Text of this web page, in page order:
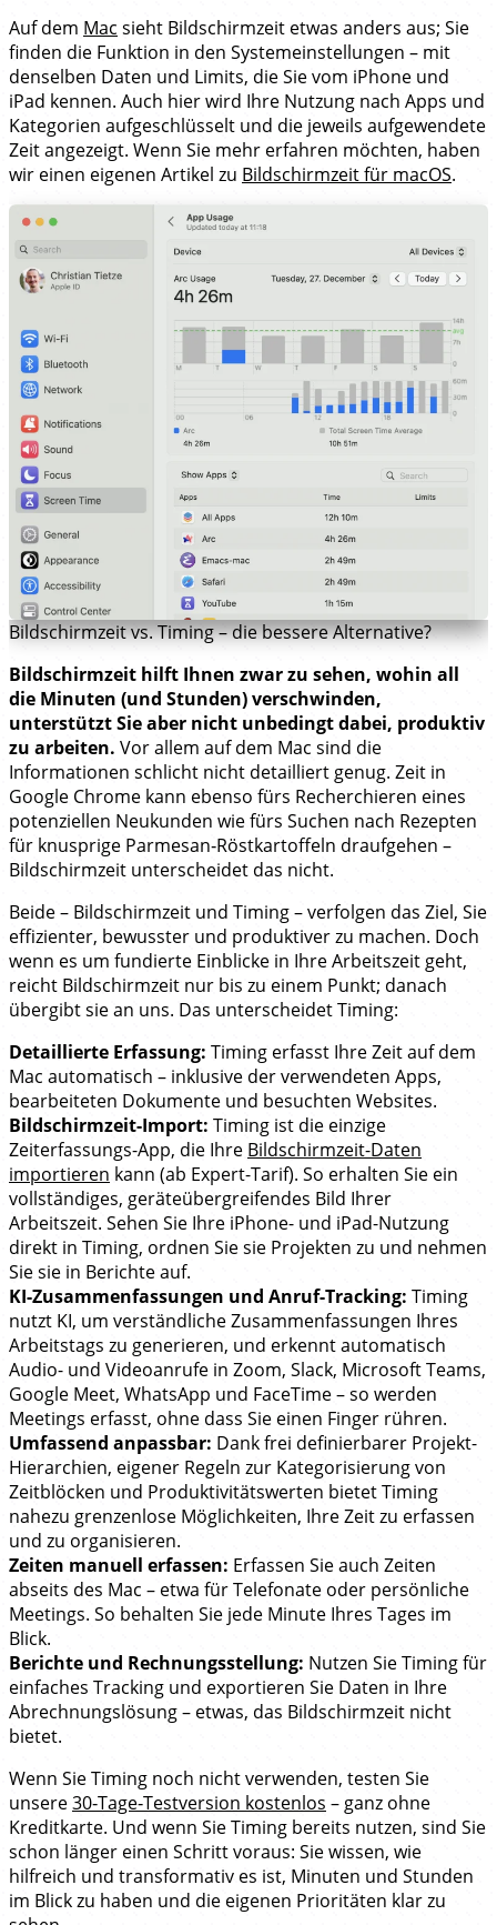
Auf dem Mac sieht Bildschirmzeit etwas anders aus; Sie
finden die Funktion in den Systemeinstellungen – mit
denselben Daten und Limits, die Sie vom iPhone und
iPad kennen. Auch hier wird Ihre Nutzung nach Apps und
Kategorien aufgeschlüsselt und die jeweils aufgewendete
Zeit angezeigt. Wenn Sie mehr erfahren möchten, haben
wir einen eigenen Artikel zu Bildschirmzeit für macOS.
Bildschirmzeit vs. Timing – die bessere Alternative?
Bildschirmzeit hilft Ihnen zwar zu sehen, wohin all
die Minuten (und Stunden) verschwinden,
unterstützt Sie aber nicht unbedingt dabei, produktiv
zu arbeiten. Vor allem auf dem Mac sind die
Informationen schlicht nicht detailliert genug. Zeit in
Google Chrome kann ebenso fürs Recherchieren eines
potenziellen Neukunden wie fürs Suchen nach Rezepten
für knusprige Parmesan‑Röstkartoffeln draufgehen –
Bildschirmzeit unterscheidet das nicht.
Beide – Bildschirmzeit und Timing – verfolgen das Ziel, Sie
effizienter, bewusster und produktiver zu machen. Doch
wenn es um fundierte Einblicke in Ihre Arbeitszeit geht,
reicht Bildschirmzeit nur bis zu einem Punkt; danach
übergibt sie an uns. Das unterscheidet Timing:
Detaillierte Erfassung: Timing erfasst Ihre Zeit auf dem
Mac automatisch – inklusive der verwendeten Apps,
bearbeiteten Dokumente und besuchten Websites.
Bildschirmzeit-Import: Timing ist die einzige
Zeiterfassungs-App, die Ihre Bildschirmzeit-Daten
importieren kann (ab Expert-Tarif). So erhalten Sie ein
vollständiges, geräteübergreifendes Bild Ihrer
Arbeitszeit. Sehen Sie Ihre iPhone- und iPad-Nutzung
direkt in Timing, ordnen Sie sie Projekten zu und nehmen
Sie sie in Berichte auf.
KI-Zusammenfassungen und Anruf-Tracking: Timing
nutzt KI, um verständliche Zusammenfassungen Ihres
Arbeitstags zu generieren, und erkennt automatisch
Audio- und Videoanrufe in Zoom, Slack, Microsoft Teams,
Google Meet, WhatsApp und FaceTime – so werden
Meetings erfasst, ohne dass Sie einen Finger rühren.
Umfassend anpassbar: Dank frei definierbarer Projekt-
Hierarchien, eigener Regeln zur Kategorisierung von
Zeitblöcken und Produktivitätswerten bietet Timing
nahezu grenzenlose Möglichkeiten, Ihre Zeit zu erfassen
und zu organisieren.
Zeiten manuell erfassen: Erfassen Sie auch Zeiten
abseits des Mac – etwa für Telefonate oder persönliche
Meetings. So behalten Sie jede Minute Ihres Tages im
Blick.
Berichte und Rechnungsstellung: Nutzen Sie Timing für
einfaches Tracking und exportieren Sie Daten in Ihre
Abrechnungslösung – etwas, das Bildschirmzeit nicht
bietet.
Wenn Sie Timing noch nicht verwenden, testen Sie
unsere30‑Tage‑Testversion kostenlos – ganz ohne
Kreditkarte. Und wenn Sie Timing bereits nutzen, sind Sie
schon länger einen Schritt voraus: Sie wissen, wie
hilfreich und transformativ es ist, Minuten und Stunden
im Blick zu haben und die eigenen Prioritäten klar zu